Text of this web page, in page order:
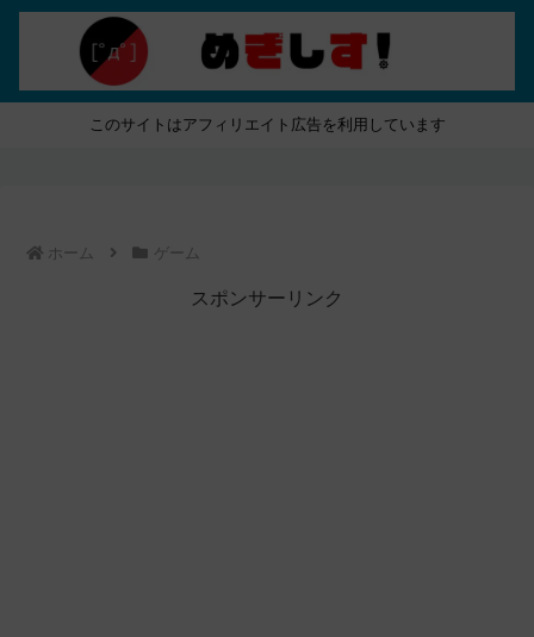
このサイトはアフィリエイト広告を利用しています
ホーム ゲーム
スポンサーリンク